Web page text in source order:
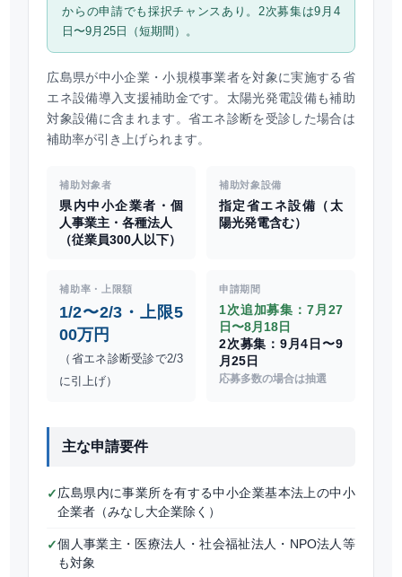
からの申請でも採択チャンスあり。2次募集は9月4
日〜9月25日（短期間）。
広島県が中小企業・小規模事業者を対象に実施する省
エネ設備導入支援補助金です。太陽光発電設備も補助
対象設備に含まれます。省エネ診断を受診した場合は
補助率が引き上げられます。
補助対象者
県内中小企業者・個
人事業主・各種法人
（従業員300人以下）
補助対象設備
指定省エネ設備（太
陽光発電含む）
補助率・上限額
1/2〜2/3・上限5
00万円
（省エネ診断受診で2/3
に引上げ）
申請期間
1次追加募集：7月27
日〜8月18日
2次募集：9月4日〜9
月25日
応募多数の場合は抽選
主な申請要件
✓広島県内に事業所を有する中小企業基本法上の中小
企業者（みなし大企業除く）
✓個人事業主・医療法人・社会福祉法人・NPO法人等
も対象